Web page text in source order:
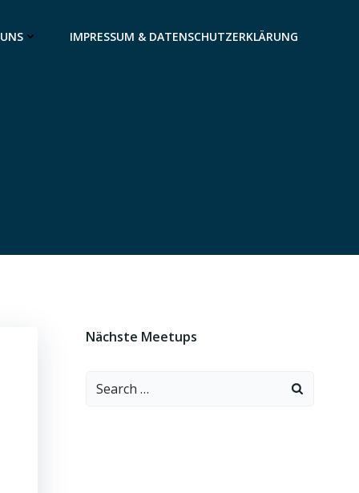
IMPRESSUM & DATENSCHUTZERKLÄRUNG
Nächste Meetups
Search